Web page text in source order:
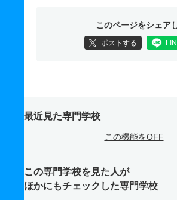
このページをシェア
ポストする
最近見た専門学校
この機能をOFF
この専門学校を見た人が
ほかにもチェックした専門学校